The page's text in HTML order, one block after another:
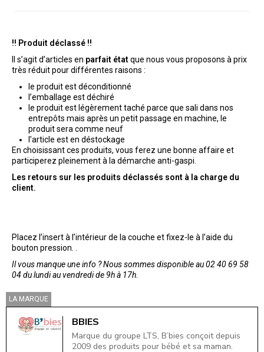
!! Produit déclassé !!
Il s’agit d’articles en parfait étatque nous vous proposons à prix
très réduit pour différentes raisons :
le produit est déconditionné
l’emballage est déchiré
le produit est légèrement taché parce que sali dans nos
entrepôts mais après un petit passage en machine, le
produit sera comme neuf
l’article est en déstockage
En choisissant ces produits, vous ferez une bonne affaire et
participerez pleinement à la démarche anti-gaspi.
Les retours sur les produits déclassés sont à la charge du
client.
Placez l’insert à l’intérieur de la couche et fixez-le à l’aide du
bouton pression. .
Il vous manque une info ? Nous sommes disponible au 02 40 69 58
04 du lundi au vendredi de 9h à 17h.
LA MARQUE
BBIES
Marque du groupe LTS, B’bies conçoit depuis
2009 des produits pour bébé et sa maman.